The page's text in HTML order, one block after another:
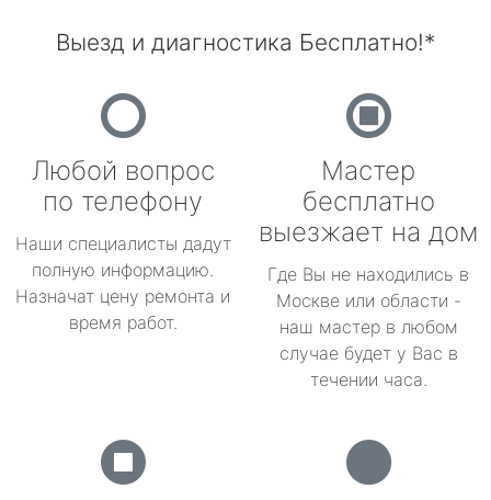
Выезд и диагностика Бесплатно!*
Любой вопрос
по телефону
Наши специалисты дадут
полную информацию.
Назначат цену ремонта и
время работ.
Мастер
бесплатно
выезжает на дом
Где Вы не находились в
Москве или области -
наш мастер в любом
случае будет у Вас в
течении часа.